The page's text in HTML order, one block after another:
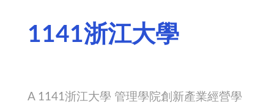
1141浙江大學
A 1141浙江大學 管理學院創新產業經營學